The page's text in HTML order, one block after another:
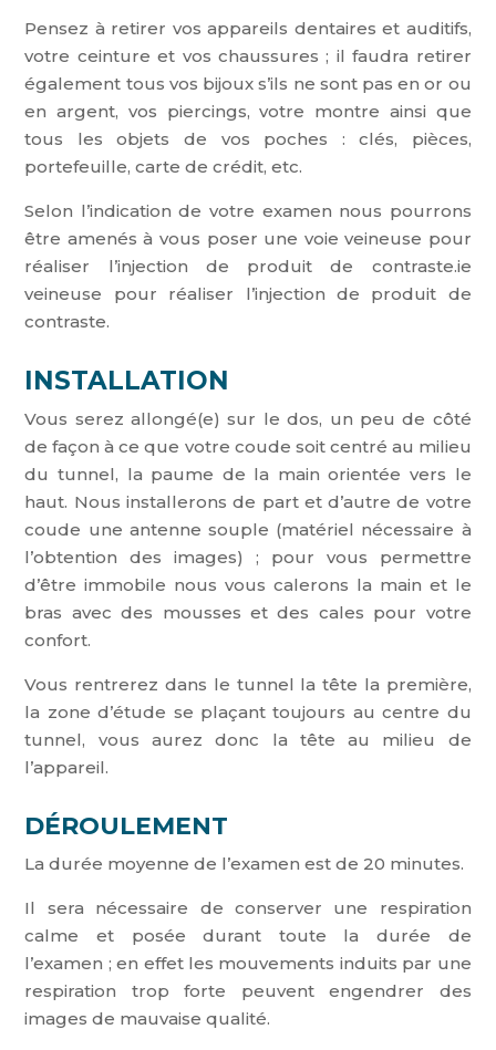
Pensez à retirer vos appareils dentaires et auditifs,
votre ceinture et vos chaussures ; il faudra retirer
également tous vos bijoux s’ils ne sont pas en or ou
en argent, vos piercings, votre montre ainsi que
tous les objets de vos poches : clés, pièces,
portefeuille, carte de crédit, etc.
Selon l’indication de votre examen nous pourrons
être amenés à vous poser une voie veineuse pour
réaliser l’injection de produit de contraste.ie
veineuse pour réaliser l’injection de produit de
contraste.
INSTALLATION
Vous serez allongé(e) sur le dos, un peu de côté
de façon à ce que votre coude soit centré au milieu
du tunnel, la paume de la main orientée vers le
haut. Nous installerons de part et d’autre de votre
coude une antenne souple (matériel nécessaire à
l’obtention des images) ; pour vous permettre
d’être immobile nous vous calerons la main et le
bras avec des mousses et des cales pour votre
confort.
Vous rentrerez dans le tunnel la tête la première,
la zone d’étude se plaçant toujours au centre du
tunnel, vous aurez donc la tête au milieu de
l’appareil.
DÉROULEMENT
La durée moyenne de l’examen est de 20 minutes.
Il sera nécessaire de conserver une respiration
calme et posée durant toute la durée de
l’examen ; en effet les mouvements induits par une
respiration trop forte peuvent engendrer des
images de mauvaise qualité.